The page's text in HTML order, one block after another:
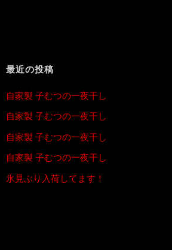
最近の投稿
自家製 子むつの一夜干し
自家製 子むつの一夜干し
自家製 子むつの一夜干し
自家製 子むつの一夜干し
氷見ぶり入荷してます！